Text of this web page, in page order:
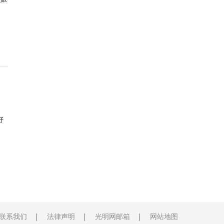
系我们 法律声明 光明网邮箱 网站地图